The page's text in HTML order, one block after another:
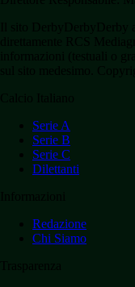
Serie A
Serie B
Serie C
Dilettanti
Redazione
Chi Siamo